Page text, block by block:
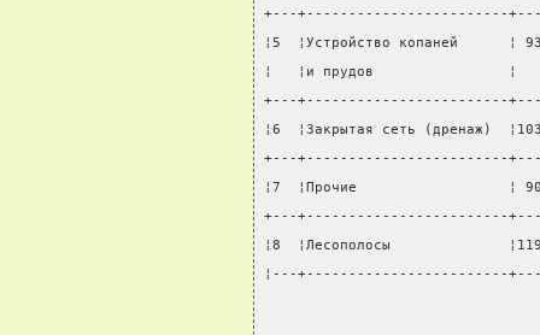
+---+------------------------
¦5  ¦Устройство копаней      ¦
¦   ¦и прудов
+---+------------------------
¦6  ¦Закрытая сеть (дренаж)
+---+------------------------
¦7  ¦Прочие                  ¦
+---+------------------------
¦8  ¦Лесополосы
¦---+------------------------